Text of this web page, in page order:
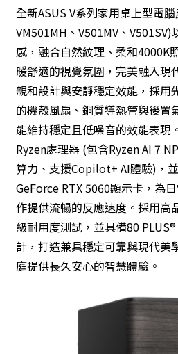
全新ASUS V系列家用桌上型電
VM501MH、V501MV、
感，融合自然紋理、柔和4000K
暖舒適的視覺氛圍，完美融入現
親和設計與安靜穩定效能，採用
的機殼風扇、銅質導熱管與後置
能維持穩定且低噪音的效能表現
Ryzen處理器 (包含Ryzen AI 7
算力、支援Copilot+ AI體驗)，
GeForce RTX 5060顯示卡，為
作提供流暢的反應速度。採用高
級耐用度測試，並具備80
計，打造兼具穩定可靠與現代美
庭提供長久安心的智慧體驗。